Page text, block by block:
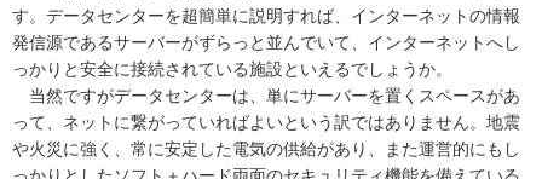
す。データセンターを超簡単に説明すれば、インターネットの情報
発信源であるサーバーがずらっと並んでいて、インターネットへし
っかりと安全に接続されている施設といえるでしょうか。
当然ですがデータセンターは、単にサーバーを置くスペースがあ
って、ネットに繋がっていればよいという訳ではありません。地震
や火災に強く、常に安定した電気の供給があり、また運営的にもし
っかりとしたソフト＋ハード両面のセキュリティ機能を備えている